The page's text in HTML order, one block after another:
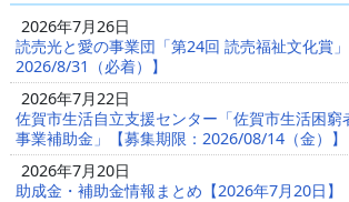
2026年7月26日
読売光と愛の事業団「第24回 読売福祉文化賞
2026/8/31（必着）】
2026年7月22日
佐賀市生活自立支援センター「佐賀市生活困窮
事業補助金」【募集期限：2026/08/14（金）】
2026年7月20日
助成金・補助金情報まとめ【2026年7月20日】